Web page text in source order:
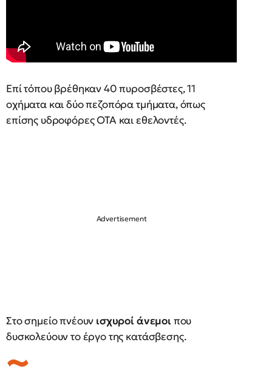
Επί τόπου βρέθηκαν 40 πυροσβέστες, 11
οχήματα και δύο πεζοπόρα τμήματα, όπως
επίσης υδροφόρες ΟΤΑ και εθελοντές.
Στο σημείο πνέουν ισχυροί άνεμοιπου
δυσκολεύουν το έργο της κατάσβεσης.